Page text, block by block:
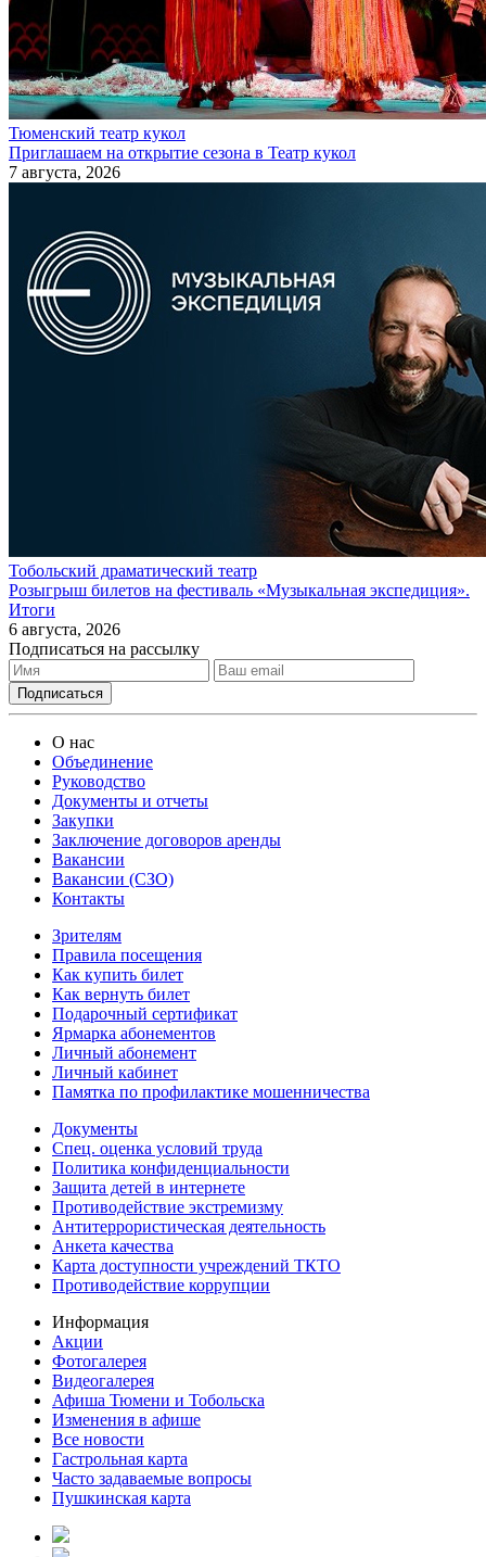
Тюменский театр кукол
Приглашаем на открытие сезона в Театр кукол
7 августа, 2026
Тобольский драматический театр
Розыгрыш билетов на фестиваль «Музыкальная экспедиция».
Итоги
6 августа, 2026
Подписаться на рассылку
О нас
Объединение
Руководство
Документы и отчеты
Закупки
Заключение договоров аренды
Вакансии
Вакансии (СЗО)
Контакты
Зрителям
Правила посещения
Как купить билет
Как вернуть билет
Подарочный сертификат
Ярмарка абонементов
Личный абонемент
Личный кабинет
Памятка по профилактике мошенничества
Документы
Спец. оценка условий труда
Политика конфиденциальности
Защита детей в интернете
Противодействие экстремизму
Антитеррористическая деятельность
Анкета качества
Карта доступности учреждений ТКТО
Противодействие коррупции
Информация
Акции
Фотогалерея
Видеогалерея
Афиша Тюмени и Тобольска
Изменения в афише
Все новости
Гастрольная карта
Часто задаваемые вопросы
Пушкинская карта